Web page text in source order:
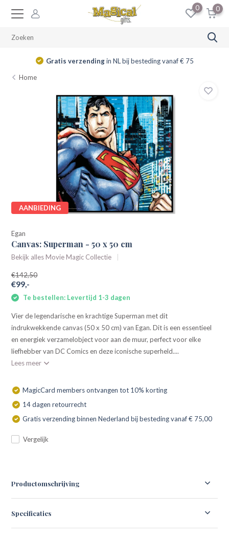
0 0
Gratis verzendingin NL bij besteding vanaf € 75
Home
AANBIEDING
Egan
Canvas: Superman - 50 x 50 cm
Bekijk alles Movie Magic Collectie
€142,50
€99,-
Te bestellen: Levertijd 1-3 dagen
Vier de legendarische en krachtige Superman met dit
indrukwekkende canvas (50 x 50 cm) van Egan. Dit is een essentieel
en energiek verzamelobject voor aan de muur, perfect voor elke
liefhebber van DC Comics en deze iconische superheld....
Lees meer
MagicCard members ontvangen tot 10% korting
14 dagen retourrecht
Gratis verzending binnen Nederland bij besteding vanaf € 75,00
Vergelijk
Productomschrijving
Specificaties